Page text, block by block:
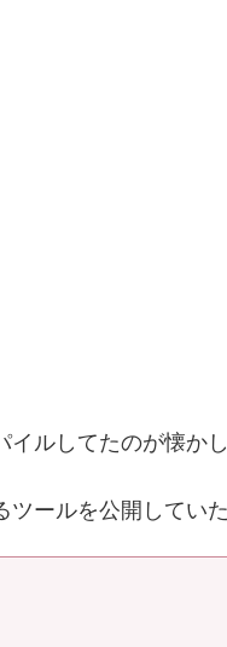
イルしてたのが懐か
ールを公開していた